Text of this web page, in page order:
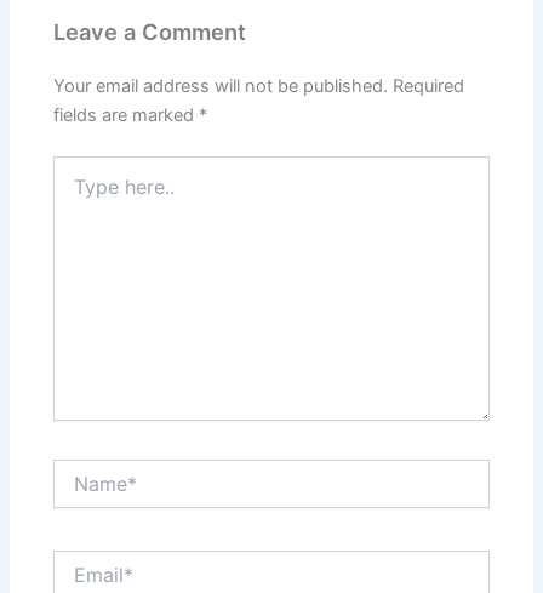
Leave a Comment
Your email address will not be published. Required
fields are marked *
here..